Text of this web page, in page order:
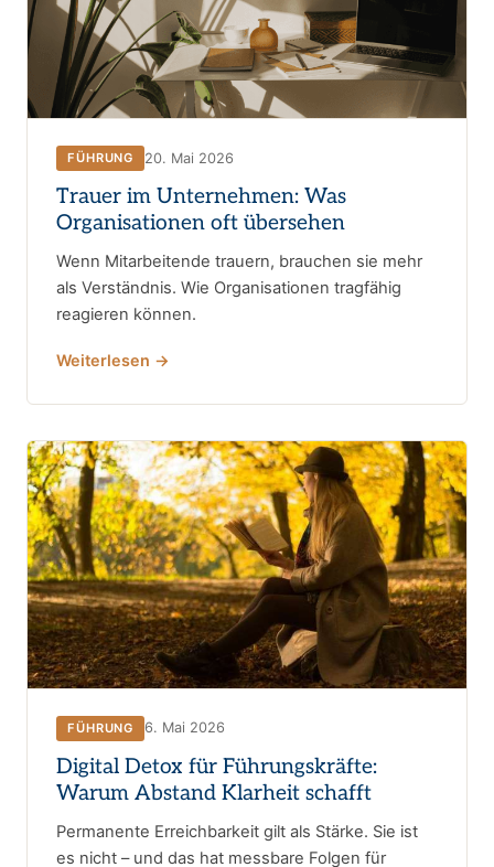
FÜHRUNG 20. Mai 2026
Trauer im Unternehmen: Was
Organisationen oft übersehen
Wenn Mitarbeitende trauern, brauchen sie mehr
als Verständnis. Wie Organisationen tragfähig
reagieren können.
Weiterlesen →
FÜHRUNG 6. Mai 2026
Digital Detox für Führungskräfte:
Warum Abstand Klarheit schafft
Permanente Erreichbarkeit gilt als Stärke. Sie ist
es nicht – und das hat messbare Folgen für